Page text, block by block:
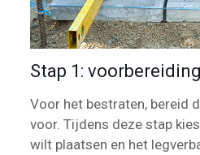
Stap 1: voorbereiding
Voor het bestraten, bereid
voor. Tijdens deze stap
wilt plaatsen en het